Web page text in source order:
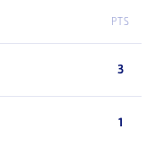
PTS
3
1